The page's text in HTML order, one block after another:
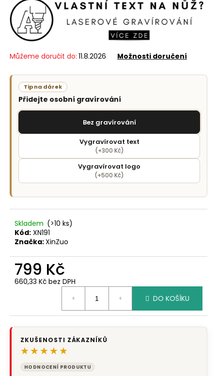
Můžeme doručit do: 11.8.2026 Možnosti doručení
Tip na dárek
Přidejte osobní gravírování
Bez gravírování
Vygravírovat text
(+300 Kč)
Vygravírovat logo
(+500 Kč)
Skladem (>10 ks)
Kód: XN191
Značka:XinZuo
799 Kč
660,33 Kč bez DPH
DO KOŠÍKU
ZKUŠENOSTI ZÁKAZNÍKŮ
★★★★★
HODNOCENÍ PRODUKTU
p
o
r
u
u
j
e
m